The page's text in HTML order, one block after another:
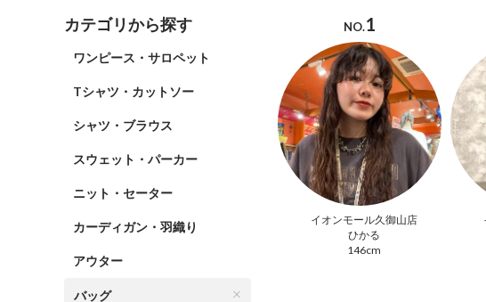
カテゴリから探す
ワンピース・サロペット
Tシャツ・カットソー
シャツ・ブラウス
スウェット・パーカー
ニット・セーター
カーディガン・羽織り
アウター
バッグ
NO.1
イオンモール久御山店
ひかる
146cm